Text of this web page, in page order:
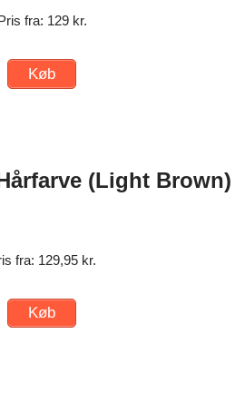
Pris fra: 129 kr.
Køb
(Light Brown)
fra: 129,95 kr.
Køb